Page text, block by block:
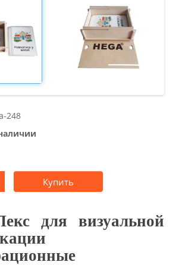
248
Купить
для визуальной